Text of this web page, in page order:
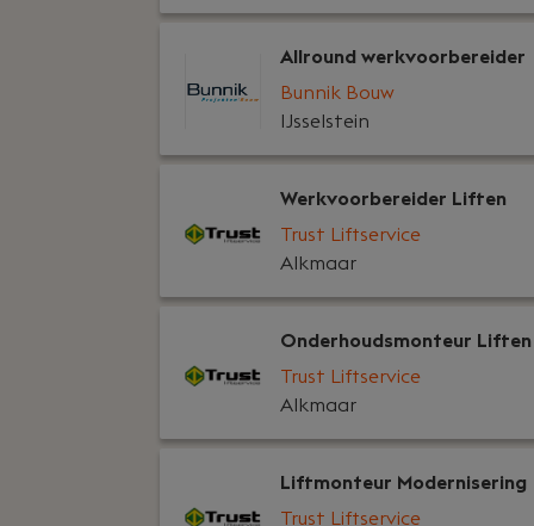
Allround werkvoorbereider
Bunnik Bouw
IJsselstein
Werkvoorbereider Liften
Trust Liftservice
Alkmaar
Onderhoudsmonteur Liften
Trust Liftservice
Alkmaar
Liftmonteur Modernisering
Trust Liftservice